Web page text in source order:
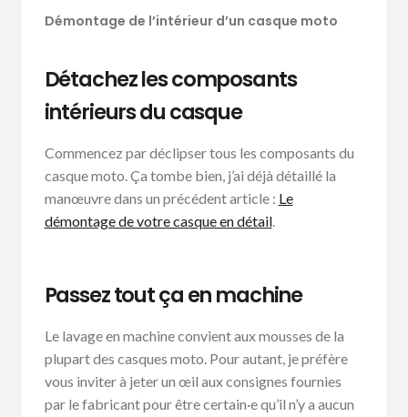
Démontage de l’intérieur d’un casque moto
Détachez les composants
intérieurs du casque
Commencez par déclipser tous les composants du
casque moto. Ça tombe bien, j’ai déjà détaillé la
manœuvre dans un précédent article : Le
démontage de votre casque en détail.
Passez tout ça en machine
Le lavage en machine convient aux mousses de la
plupart des casques moto. Pour autant, je préfère
vous inviter à jeter un œil aux consignes fournies
par le fabricant pour être certain·e qu’il n’y a aucun